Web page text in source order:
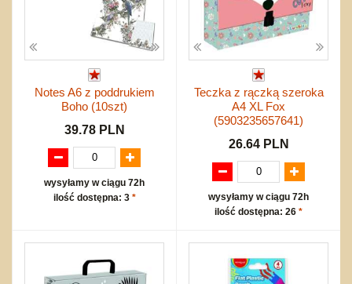
Notes A6 z poddrukiem
Boho (10szt)
39.78 PLN
wysyłamy w ciągu 72h
ilość dostępna: 3 *
Teczka z rączką szeroka
A4 XL Fox
(5903235657641)
26.64 PLN
wysyłamy w ciągu 72h
ilość dostępna: 26 *